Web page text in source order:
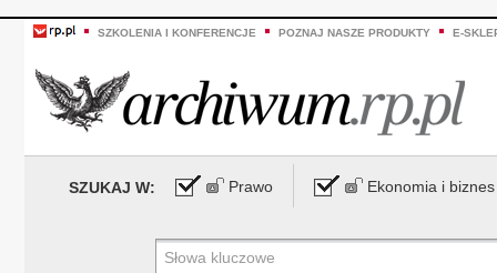
SZKOLENIA I KONFERENCJE POZNAJ NASZE PRODUKTY E-
SZUKAJ W: Prawo Ekonomia i biznes